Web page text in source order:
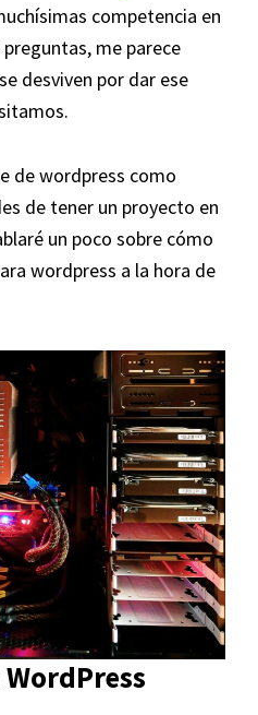
competencia en
me parece
desviven por dar ese
de wordpress como
de tener un proyecto en
un poco sobre cómo
wordpress a la hora de